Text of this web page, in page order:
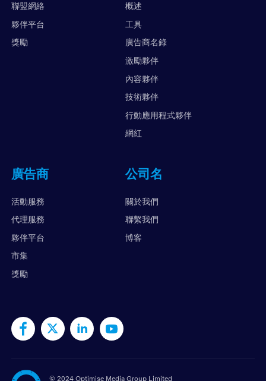
聯盟網絡
夥伴平台
獎勵
概述
工具
廣告商名錄
激勵夥伴
內容夥伴
技術夥伴
行動應用程式夥伴
網紅
廣告商
活動服務
代理服務
夥伴平台
市集
獎勵
公司名
關於我們
聯繫我們
博客
© 2024 Optimise Media Group Limited